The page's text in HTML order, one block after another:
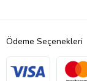
Ödeme Seçenekleri